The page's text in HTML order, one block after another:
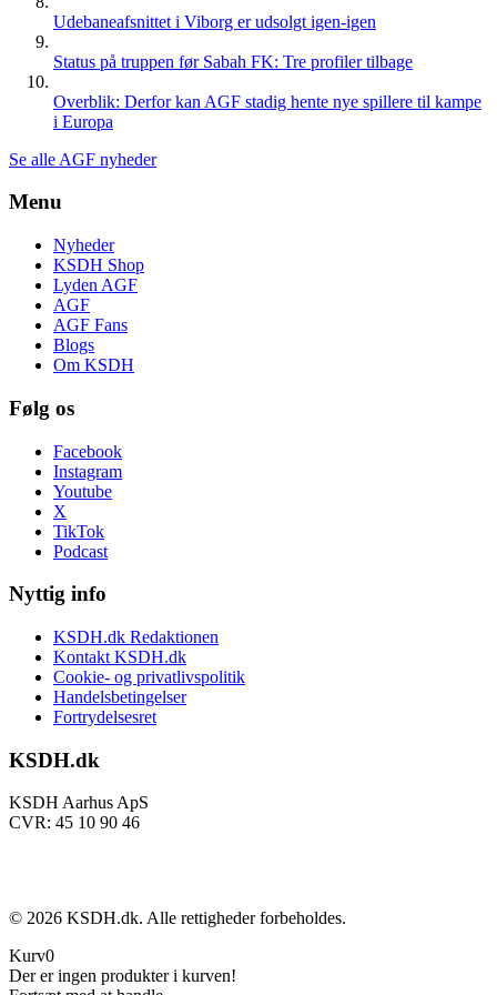
Udebaneafsnittet i Viborg er udsolgt igen-igen
Status på truppen før Sabah FK: Tre profiler tilbage
Overblik: Derfor kan AGF stadig hente nye spillere til kampe
i Europa
Se alle AGF nyheder
Menu
Nyheder
KSDH Shop
Lyden AGF
AGF
AGF Fans
Blogs
Om KSDH
Følg os
Facebook
Instagram
Youtube
X
TikTok
Podcast
Nyttig info
KSDH.dk Redaktionen
Kontakt KSDH.dk
Cookie- og privatlivspolitik
Handelsbetingelser
Fortrydelsesret
KSDH.dk
KSDH Aarhus ApS
CVR: 45 10 90 46
© 2026 KSDH.dk. Alle rettigheder forbeholdes.
Kurv0
Der er ingen produkter i kurven!